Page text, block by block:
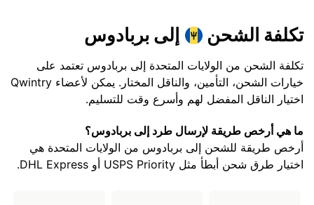
تكلفة الشحن إلى بربادوس
تكلفة الشحن من الولايات المتحدة إلى بربادوس تعتمد على
خيارات الشحن، التأمين، والناقل المختار. يمكن لأعضاء Qwintry
اختيار الناقل المفضل لهم وأسرع وقت للتسليم.
ما هي أرخص طريقة لإرسال طرد إلى بربادوس؟
أرخص طريقة للشحن إلى بربادوس من الولايات المتحدة هي
اختيار طرق شحن أبطأ مثل USPS Priority أو DHL Express.